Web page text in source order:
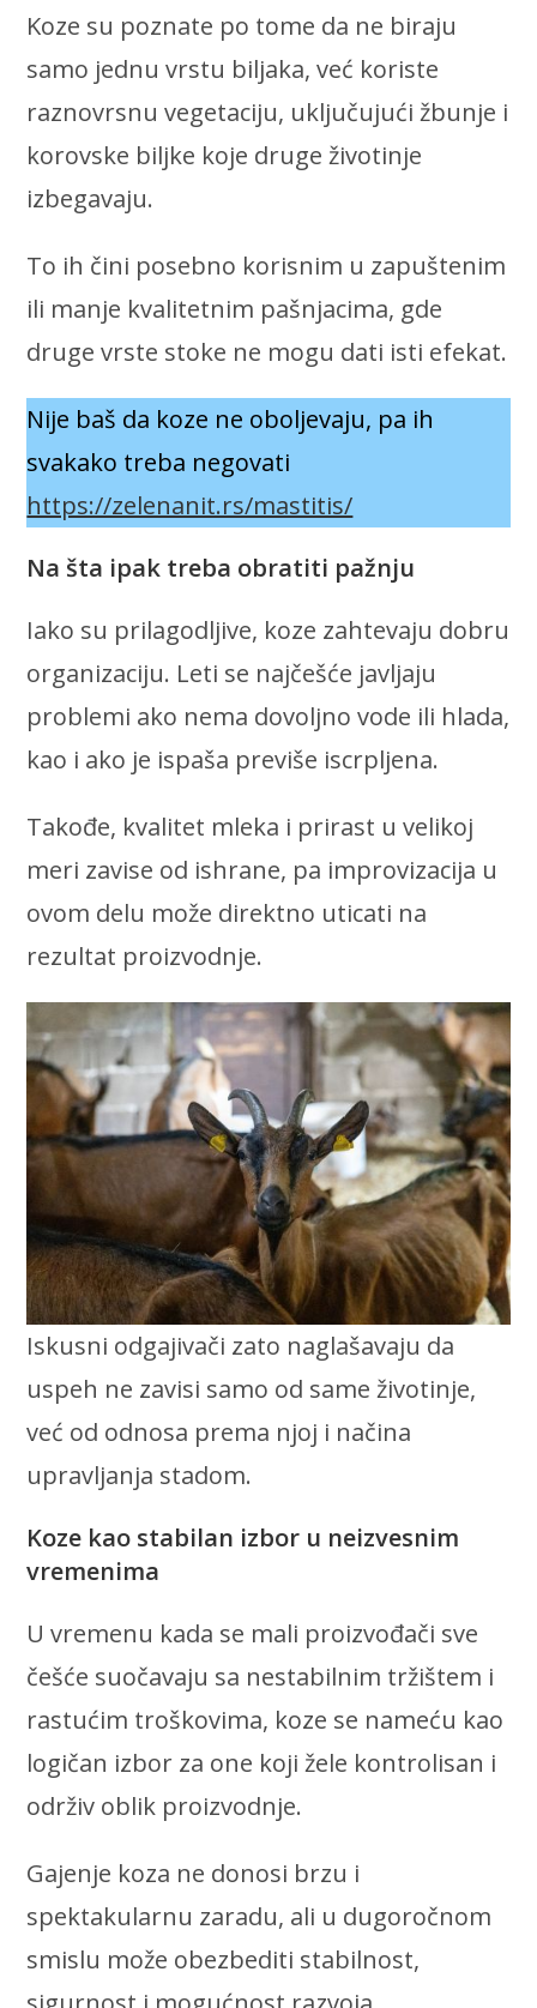
Koze su poznate po tome da ne biraju
samo jednu vrstu biljaka, već koriste
raznovrsnu vegetaciju, uključujući žbunje i
korovske biljke koje druge životinje
izbegavaju.
To ih čini posebno korisnim u zapuštenim
ili manje kvalitetnim pašnjacima, gde
druge vrste stoke ne mogu dati isti efekat.
Nije baš da koze ne oboljevaju, pa ih
svakako treba negovati
https://zelenanit.rs/mastitis/
Na šta ipak treba obratiti pažnju
Iako su prilagodljive, koze zahtevaju dobru
organizaciju. Leti se najčešće javljaju
problemi ako nema dovoljno vode ili hlada,
kao i ako je ispaša previše iscrpljena.
Takođe, kvalitet mleka i prirast u velikoj
meri zavise od ishrane, pa improvizacija u
ovom delu može direktno uticati na
rezultat proizvodnje.
Iskusni odgajivači zato naglašavaju da
uspeh ne zavisi samo od same životinje,
već od odnosa prema njoj i načina
upravljanja stadom.
Koze kao stabilan izbor u neizvesnim
vremenima
U vremenu kada se mali proizvođači sve
češće suočavaju sa nestabilnim tržištem i
rastućim troškovima, koze se nameću kao
logičan izbor za one koji žele kontrolisan i
održiv oblik proizvodnje.
Gajenje koza ne donosi brzu i
spektakularnu zaradu, ali u dugoročnom
smislu može obezbediti stabilnost,